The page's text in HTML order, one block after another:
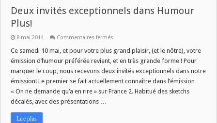
Deux invités exceptionnels dans Humour
Plus!
8 mai 2014 Commentaires fermés
invités
exceptionnels
dans
Humour
Plus!
Ce samedi 10 mai, et pour votre plus grand plaisir, (et le nôtre), votre
émission d’humour préférée revient, et en très grande forme ! Pour
marquer le coup, nous recevons deux invités exceptionnels dans notre
émission! Le premier se fait actuellement connaître dans l’émission
« On ne demande qu’a en rire » sur France 2. Habitué des sketchs
décalés, avec des présentations …
Lire plus